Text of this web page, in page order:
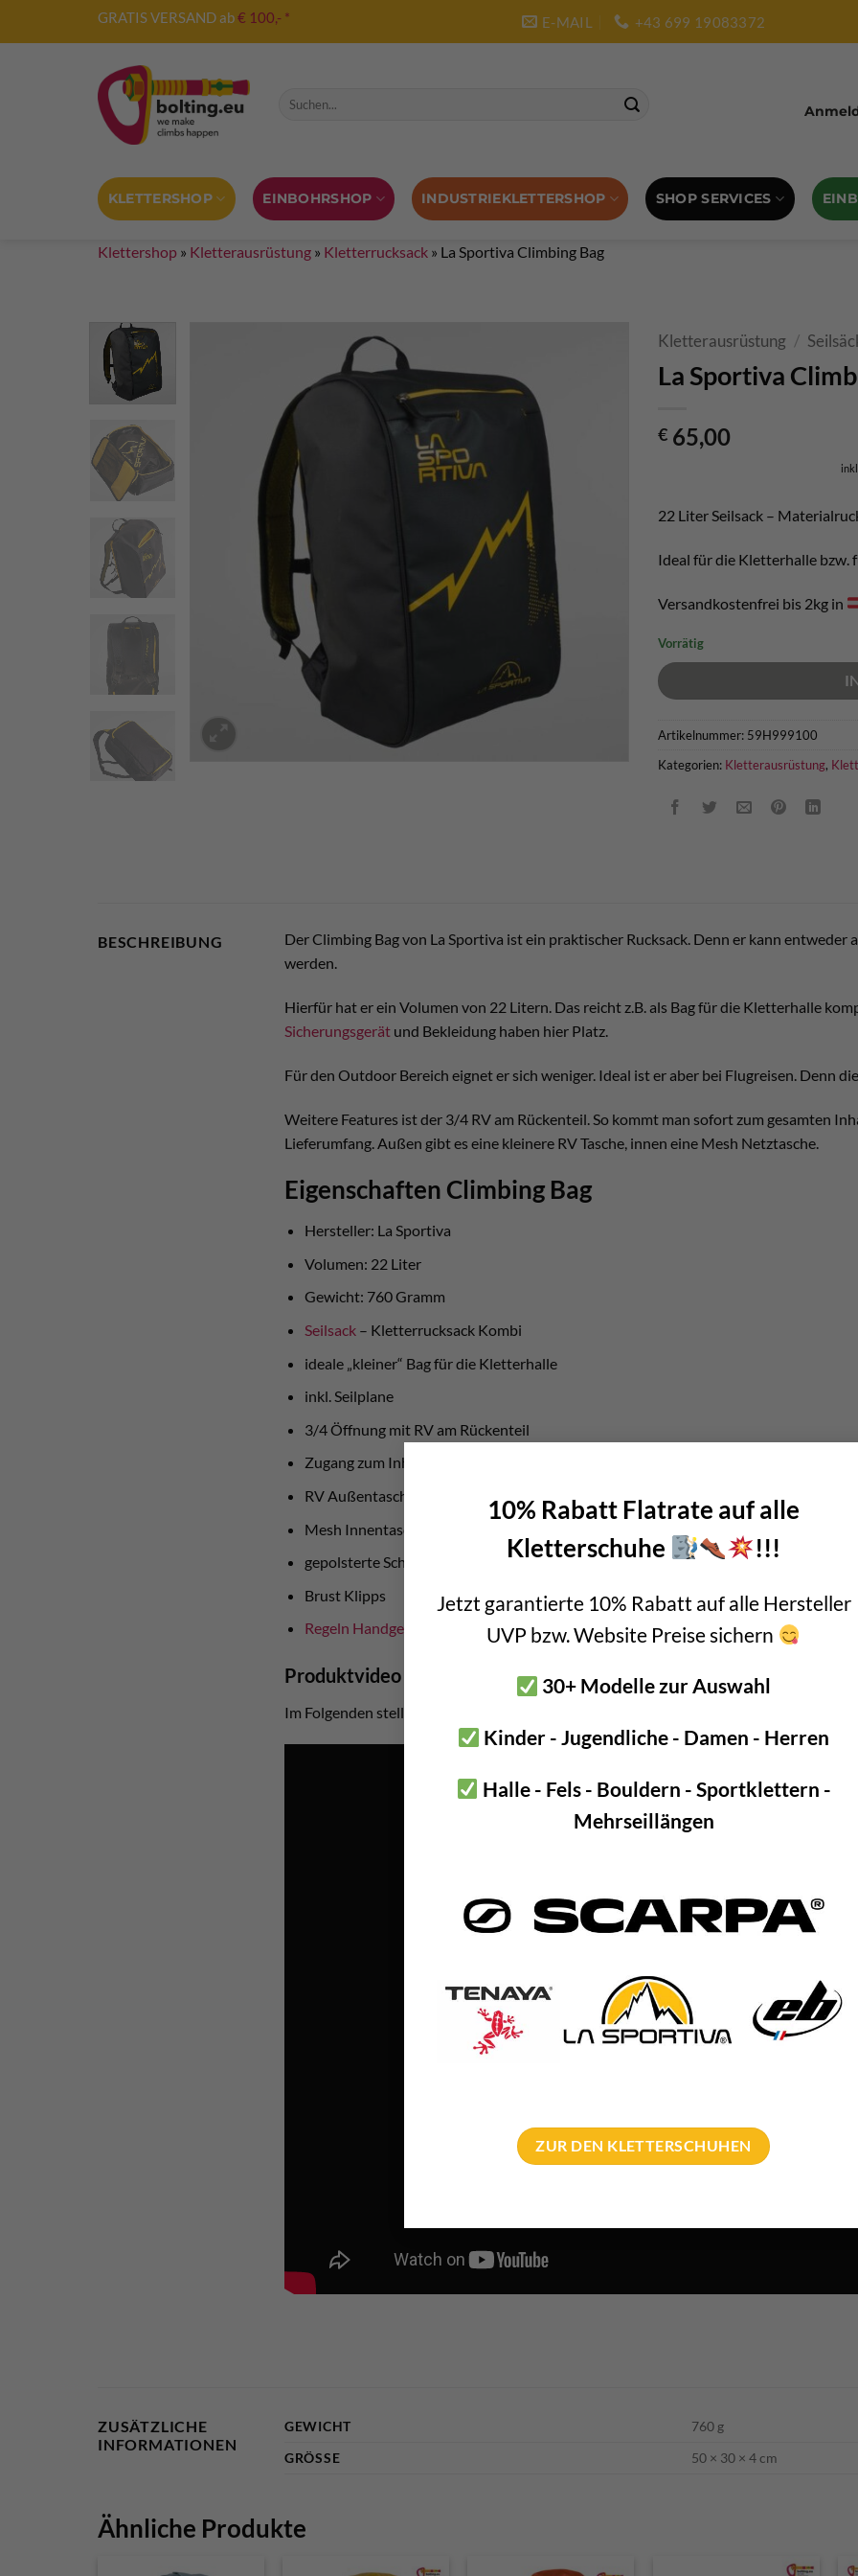
10% Rabatt Flatrate auf alle
Kletterschuhe
!!!
Jetzt garantierte 10% Rabatt auf alle Hersteller
UVP bzw. Website Preise sichern
30+ Modelle zur Auswahl
Kinder - Jugendliche - Damen - Herren
Halle - Fels - Bouldern - Sportklettern -
Mehrseillängen
ZUR DEN KLETTERSCHUHEN
GRATIS VERSAND ab€ 100,- * E-MAIL +43 699 19083372
Suche nach:
KLETTERSHOP EINBOHRSHOP INDUSTRIEKLETTERSHOP SHOP SERVICES
Klettershop » Kletterausrüstung » Kletterrucksack » La Sportiva Climbing Bag
Kletterausrüstung /
La Sportiva
€ 65,00
22 Liter Seilsack –
Ideal für die Kletterhalle bzw.
Versandkostenfrei bis 2kg in
Vorrätig
Artikelnummer: 59H999100
Kategorien: Kletterausrüstung,
BESCHREIBUNG
Der Climbing Bag von La Sportiva ist ein praktischer Rucksack. Denn er kann
werden.
Hierfür hat er ein Volumen von 22 Litern. Das reicht z.B. als Bag für die Kletterhalle
Sicherungsgerät und Bekleidung haben hier Platz.
Für den Outdoor Bereich eignet er sich weniger. Ideal ist er aber bei Flugreisen. Denn
Weitere Features ist der 3/4 RV am Rückenteil. So kommt man sofort zum gesamten
Lieferumfang. Außen gibt es eine kleinere RV Tasche, innen eine Mesh Netztasche.
Eigenschaften Climbing Bag
Hersteller: La Sportiva
Volumen: 22 Liter
Gewicht: 760 Gramm
Seilsack– Kletterrucksack Kombi
ideale „kleiner“ Bag für die Kletterhalle
inkl. Seilplane
3/4 Öffnung mit RV am Rückenteil
Zugang zum Inhalt mit einem „Zip“
RV Außentasche
Mesh Innentasche
gepolsterte Schulterriemen
Brust Klipps
Regeln Handgepäck Austrian Airlines
Produktvideo
Im Folgenden stellt La Sportiva euch seinen Bag näher vor.
ZUSÄTZLICHE
INFORMATIONEN
GEWICHT
760 g
GRÖSSE
50 × 30 × 4 cm
Ähnliche Produkte